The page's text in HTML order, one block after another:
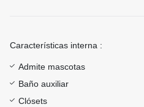
Características interna :
Admite mascotas
Baño auxiliar
Clósets